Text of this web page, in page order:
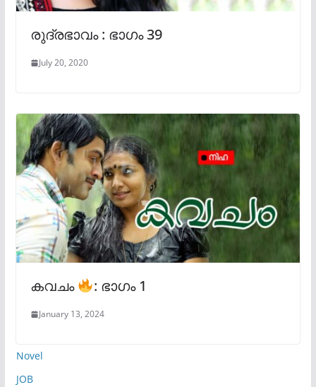
രുദ്രഭാവം : ഭാഗം 39
July 20, 2020
കവചം : ഭാഗം 1
January 13, 2024
Novel
JOB